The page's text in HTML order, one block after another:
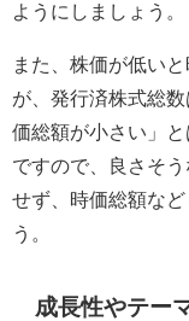
ようにしましょう。
また、株価が低い
が、発行済株式総
価総額が小さい」と
ですので、良さそ
せず、時価総額な
う。
成長性やテー